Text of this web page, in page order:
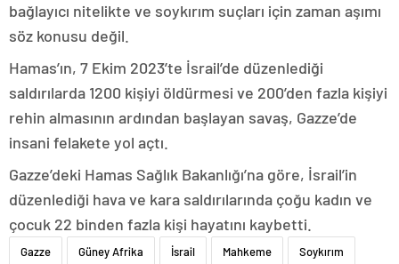
bağlayıcı nitelikte ve soykırım suçları için zaman aşımı
söz konusu değil.
Hamas’ın, 7 Ekim 2023’te İsrail’de düzenlediği
saldırılarda 1200 kişiyi öldürmesi ve 200’den fazla kişiyi
rehin almasının ardından başlayan savaş, Gazze’de
insani felakete yol açtı.
Gazze’deki Hamas Sağlık Bakanlığı’na göre, İsrail’in
düzenlediği hava ve kara saldırılarında çoğu kadın ve
çocuk 22 binden fazla kişi hayatını kaybetti.
Gazze Güney Afrika İsrail Mahkeme Soykırım